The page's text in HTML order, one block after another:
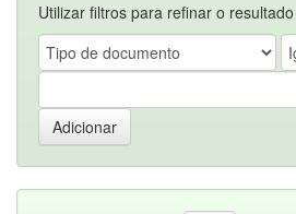
Utilizar filtros para refinar o